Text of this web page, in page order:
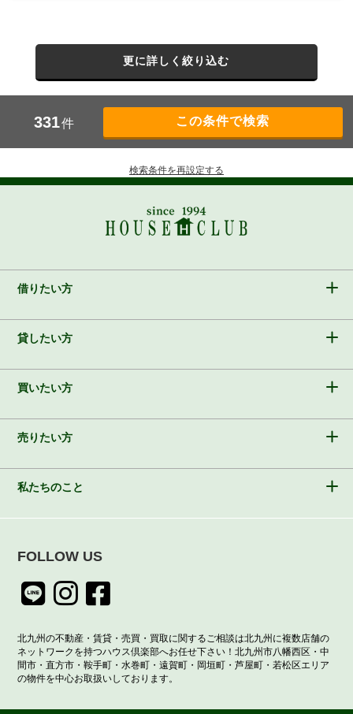
更に詳しく絞り込む
331件
検索条件を再設定する
借りたい方
貸したい方
買いたい方
売りたい方
私たちのこと
FOLLOW US
北九州の不動産・賃貸・売買・買取に関するご相談は北九州に複数店舗の
ネットワークを持つハウス倶楽部へお任せ下さい！北九州市八幡西区・中
間市・直方市・鞍手町・水巻町・遠賀町・岡垣町・芦屋町・若松区エリア
の物件を中心お取扱いしております。